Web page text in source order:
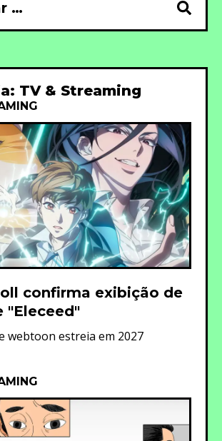
TV & Streaming
confirma exibição de
"Eleceed"
webtoon estreia em 2027